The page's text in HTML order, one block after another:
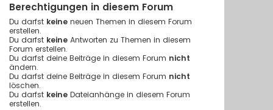
Berechtigungen in diesem Forum
Du darfst keine neuen Themen in diesem Forum
erstellen.
Du darfst keine Antworten zu Themen in diesem
Forum erstellen.
Du darfst deine Beiträge in diesem Forum nicht
ändern.
Du darfst deine Beiträge in diesem Forum nicht
löschen.
Du darfst keine Dateianhänge in diesem Forum
erstellen.